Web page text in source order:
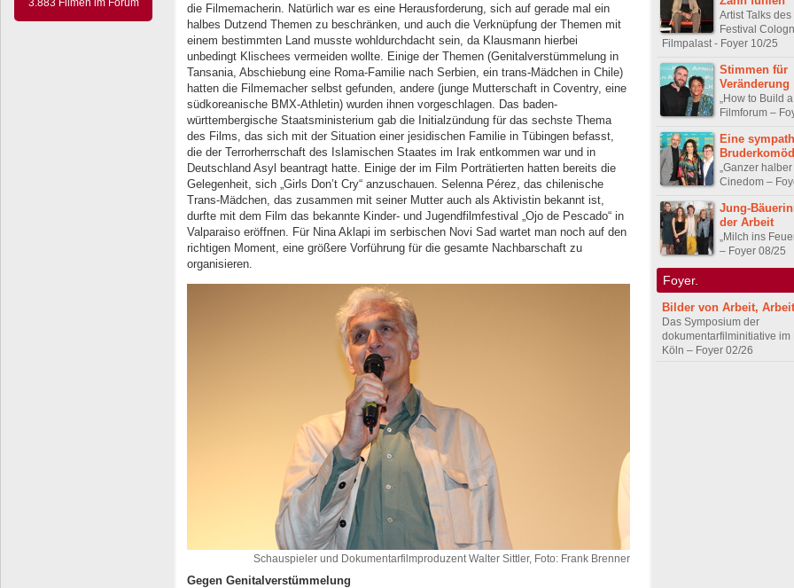
3.883 Filmen im Forum
die Filmemacherin. Natürlich war es eine Herausforderung, sich auf gerade mal ein
halbes Dutzend Themen zu beschränken, und auch die Verknüpfung der Themen mit
einem bestimmten Land musste wohldurchdacht sein, da Klausmann hierbei
unbedingt Klischees vermeiden wollte. Einige der Themen (Genitalverstümmelung in
Tansania, Abschiebung eine Roma-Familie nach Serbien, ein trans-Mädchen in Chile)
hatten die Filmemacher selbst gefunden, andere (junge Mutterschaft in Coventry, eine
südkoreanische BMX-Athletin) wurden ihnen vorgeschlagen. Das baden-
württembergische Staatsministerium gab die Initialzündung für das sechste Thema
des Films, das sich mit der Situation einer jesidischen Familie in Tübingen befasst,
die der Terrorherrschaft des Islamischen Staates im Irak entkommen war und in
Deutschland Asyl beantragt hatte. Einige der im Film Porträtierten hatten bereits die
Gelegenheit, sich „Girls Don’t Cry“ anzuschauen. Selenna Pérez, das chilenische
Trans-Mädchen, das zusammen mit seiner Mutter auch als Aktivistin bekannt ist,
durfte mit dem Film das bekannte Kinder- und Jugendfilmfestival „Ojo de Pescado“ in
Valparaiso eröffnen. Für Nina Aklapi im serbischen Novi Sad wartet man noch auf den
richtigen Moment, eine größere Vorführung für die gesamte Nachbarschaft zu
organisieren.
Schauspieler und Dokumentarfilmproduzent Walter Sittler, Foto: Frank Brenner
Gegen Genitalverstümmelung
Artist Talks des
Festival
Filmpalast - Foyer 10/25
Stimmen für
Veränderung
„How to Build
Filmforum –
Eine
„Ganzer
Cinedom –
Jung-
der Arbeit
„Milch ins
– Foyer 08/25
Foyer.
Bilder von Arbeit,
Das Symposium der
dokumentarfilminitiative im
Köln – Foyer 02/26